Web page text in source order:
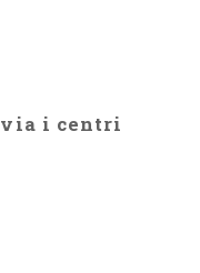
i centri